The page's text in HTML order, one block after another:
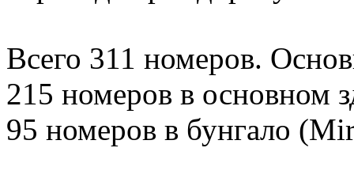
Всего 311 номеров.
215 номеров в основном
95 номеров в бунгало